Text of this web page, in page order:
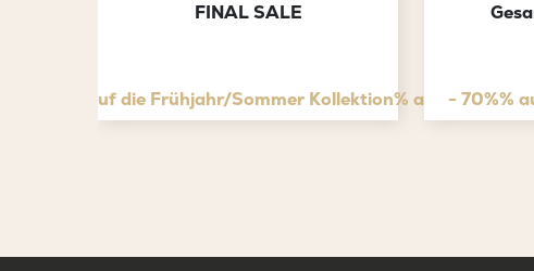
FINAL SALE
Rabatt* auf die Frühjahr/Sommer Kollektion% auf den- 70%%